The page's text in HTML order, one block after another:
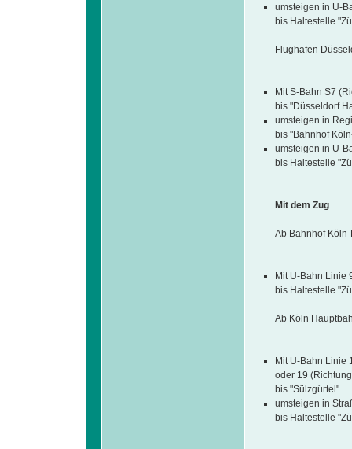
umsteigen in U-
bis Haltestelle
Flughafen
Mit S-Bahn S7
bis "Düsseldorf
umsteigen in
bis "Bahnhof
umsteigen in U-
bis Haltestelle
Mit dem Zug
Ab Bahnhof
Mit U-Bahn Linie
bis Haltestelle
Ab Köln
Mit U-Bahn Linie
oder 19
bis "Sülzgürtel"
umsteigen in
bis Haltestelle